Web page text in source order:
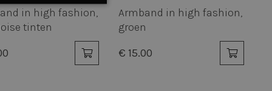
in high fashion,
tinten
Armband in high fashion,
groen
€ 15.00
Niet-